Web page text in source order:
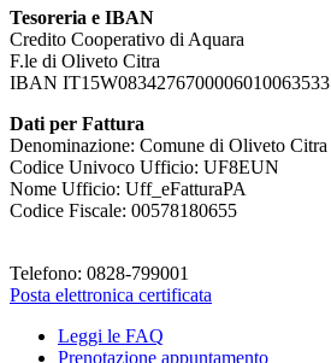
Tesoreria e IBAN
Credito Cooperativo di Aquara
F.le di Oliveto Citra
IBAN IT15W0834276700006010063533
Dati per Fattura
Denominazione: Comune di Oliveto Citra
Codice Univoco Ufficio: UF8EUN
Nome Ufficio: Uff_eFatturaPA
Codice Fiscale: 00578180655
Telefono: 0828-799001
Posta elettronica certificata
Leggi le FAQ
Prenotazione appuntamento